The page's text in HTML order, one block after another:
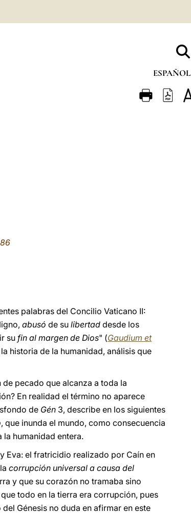
ESPAÑOL
FRANÇAIS
palabras del Concilio Vaticano II:
abusó de su libertad desde los
su fin al margen de Dios" (Gaudium et
historia de la humanidad, análisis que
pecado que alcanza a toda la
En realidad el término no aparece
de Gén 3, describe en los siguientes
, que inunda el mundo, como consecuencia
humanidad entera.
Eva: el fratricidio realizado por Caín en
corrupción universal a causa del
y que su corazón no tramaba sino
todo en la tierra era corrupción, pues
del Génesis no duda en afirmar en este